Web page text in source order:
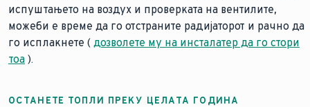
испуштањето на воздух и проверката на вентилите,
можеби е време да го отстраните радијаторот и рачно да
го исплакнете ( дозволете му на инсталатер да го стори
тоа ).
ОСТАНЕТЕ ТОПЛИ ПРЕКУ ЦЕЛАТА ГОДИНА